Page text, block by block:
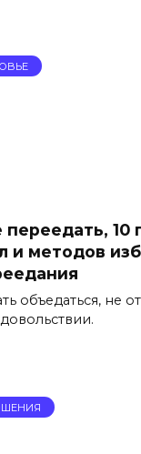
переедать, 10
и методов
объедаться, не